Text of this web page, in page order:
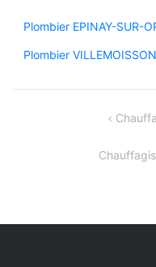
Plombier EPINAY-SUR-
Plombier
Navigation